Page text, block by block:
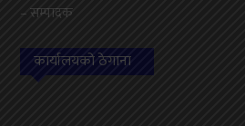
– सम्पादक
कार्यालयको ठेगाना